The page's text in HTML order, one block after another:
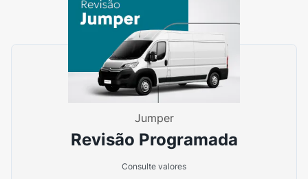
Jumper
Revisão Programada
Consulte valores